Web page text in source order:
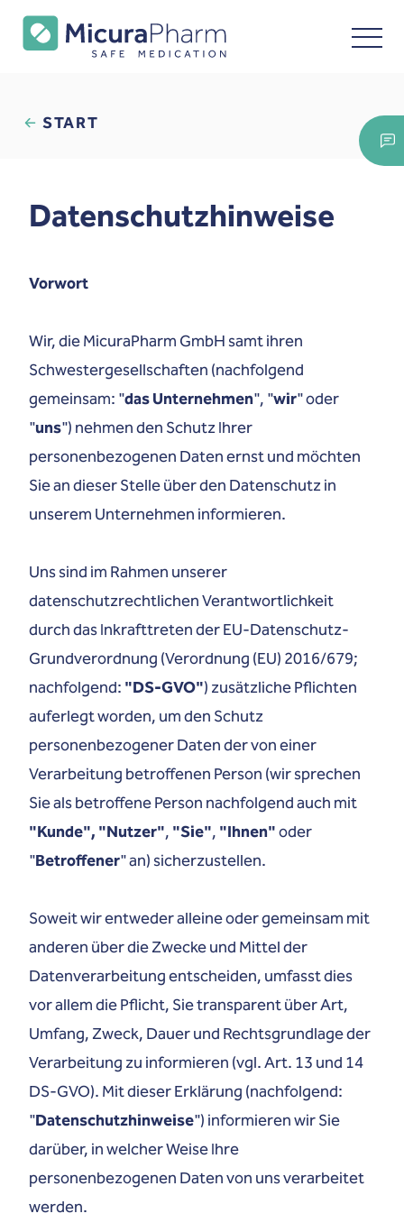
START
Datenschutzhinweise
Vorwort
Wir, die MicuraPharm GmbH samt ihren
Schwestergesellschaften (nachfolgend
gemeinsam: "das Unternehmen", "wir" oder
"uns") nehmen den Schutz Ihrer
personenbezogenen Daten ernst und möchten
Sie an dieser Stelle über den Datenschutz in
unserem Unternehmen informieren.
Uns sind im Rahmen unserer
datenschutzrechtlichen Verantwortlichkeit
durch das Inkrafttreten der EU-Datenschutz-
Grundverordnung (Verordnung (EU) 2016/679;
nachfolgend: "DS-GVO") zusätzliche Pflichten
auferlegt worden, um den Schutz
personenbezogener Daten der von einer
Verarbeitung betroffenen Person (wir sprechen
Sie als betroffene Person nachfolgend auch mit
"Kunde", "Nutzer", "Sie", "Ihnen"oder
"Betroffener" an) sicherzustellen.
Soweit wir entweder alleine oder gemeinsam mit
anderen über die Zwecke und Mittel der
Datenverarbeitung entscheiden, umfasst dies
vor allem die Pflicht, Sie transparent über Art,
Umfang, Zweck, Dauer und Rechtsgrundlage der
Verarbeitung zu informieren (vgl. Art. 13 und 14
DS-GVO). Mit dieser Erklärung (nachfolgend:
"Datenschutzhinweise") informieren wir Sie
darüber, in welcher Weise Ihre
personenbezogenen Daten von uns verarbeitet
werden.